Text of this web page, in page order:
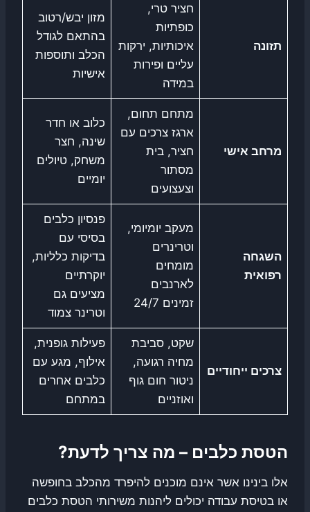
תזונה
חציר טרי,
כופתיות
איכותיות, ירקות
עליים ופירות
במידה
מזון יבש/רטוב
בהתאם לגודל
הכלב ותוספות
אישיות
מרחב אישי
מתחם תחום,
ארגז צרכים עם
חציר, בית
מסתור
וצעצועים
כלוב או חדר
שינה, חצר
משחק, טיולים
יומיים
השגחה
רפואית
מעקב יומיומי,
וטרינרים
מומחים
לארנבים
זמינים 24/7
פנסיון כלבים
בסיסי עם
בדיקות כלליות,
יוקרתיים
מציעים גם
וטרינר צמוד
צרכים ייחודיים
שקט, סביבת
מחיה רגועה,
ניטור חום גוף
ואוזניים
פעילות גופנית,
אילוף, מגע עם
כלבים אחרים
במתחם
הטסת כלבים – מה צריך לדעת?
אלו בינינו אשר אינם מוכנים להיפרד מהכלב בחופשה
או בטיסת עבודה יכולים ליהנות משירותי הטסת כלבים